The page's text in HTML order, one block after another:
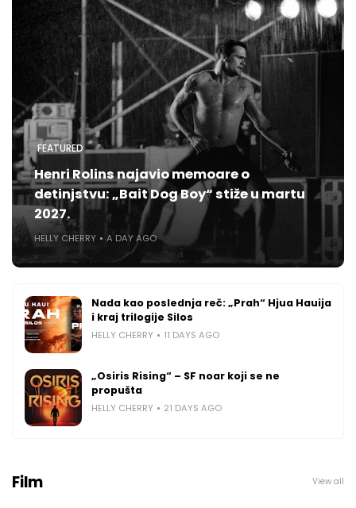
FEATURED
Henri Rolins najavio memoare o
detinjstvu: „Bait Dog Boy“ stiže u martu
2027.
HELLY CHERRY A DAY AGO
Nada kao poslednja reč: „Prah“ Hjua Hauija
i kraj trilogije Silos
HELLY CHERRY 11 DAYS AGO
„Osiris Rising“ – SF noar koji se ne
propušta
HELLY CHERRY 21 DAYS AGO
Film View all